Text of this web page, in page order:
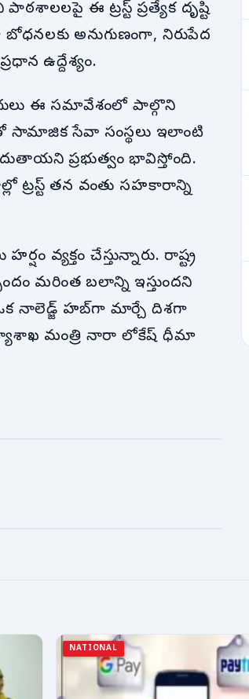
ఈ ట్రస్ట్ ప్రత్యేక దృష్టి
అనుగుణంగా, నిరుపేద
ఉద్దేశ్యం.
ఈ సమావేశంలో పాల్గొని
సామాజిక సేవా సంస్థలు ఇలాంటి
ప్రభుత్వం భావిస్తోంది.
ట్రస్ట్ తన వంతు సహకారాన్ని
వ్యక్తం చేస్తున్నారు. రాష్ట్ర
మరింత బలాన్ని ఇస్తుందని
ఒక నాలెడ్జ్ హబ్‌గా మార్చే దిశగా
మంత్రి నారా లోకేష్ ధీమా
NATIONAL